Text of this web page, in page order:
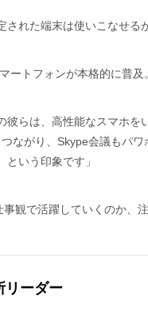
された端末は使いこなせ
ートフォンが本格的に普
彼らは、高性能なスマホ
ながり、Skype会議もパ
いう印象です」
観で活躍していくのか、注
リーダー